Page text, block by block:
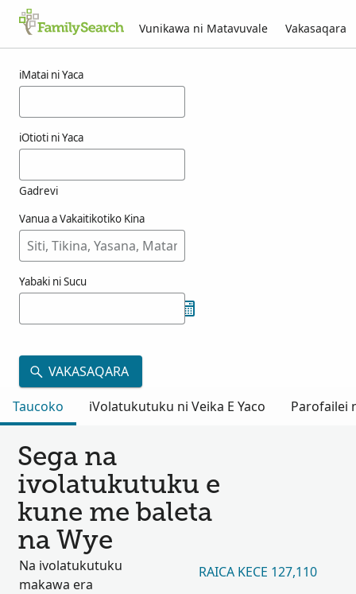
Vunikawa ni Matavuvale Vakasaqara
iMatai ni Yaca
iOtioti ni Yaca
Gadrevi
Vanua a Vakaitikotiko Kina
Yabaki ni Sucu
VAKASAQARA
Taucoko
iVolatukutuku ni Veika E Yaco Parofailei
Sega na
ivolatukutuku e
kune me baleta
na Wye
Na ivolatukutuku
makawa era
RAICA KECE 127,110